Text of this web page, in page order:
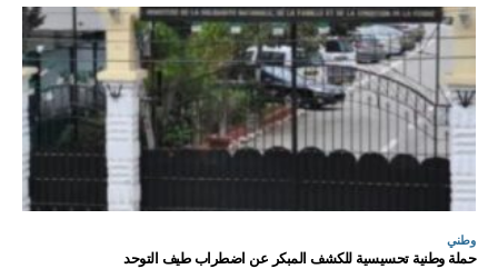
وطني
حملة وطنية تحسيسية للكشف المبكر عن اضطراب طيف التوحد